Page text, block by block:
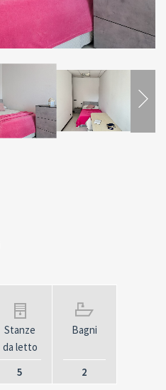
Stanze
da letto
5
Bagni
2